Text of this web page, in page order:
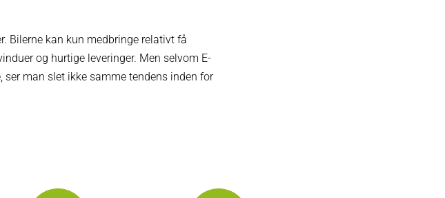
Bilerne kan kun medbringe relativt få
og hurtige leveringer. Men selvom E-
man slet ikke samme tendens inden for